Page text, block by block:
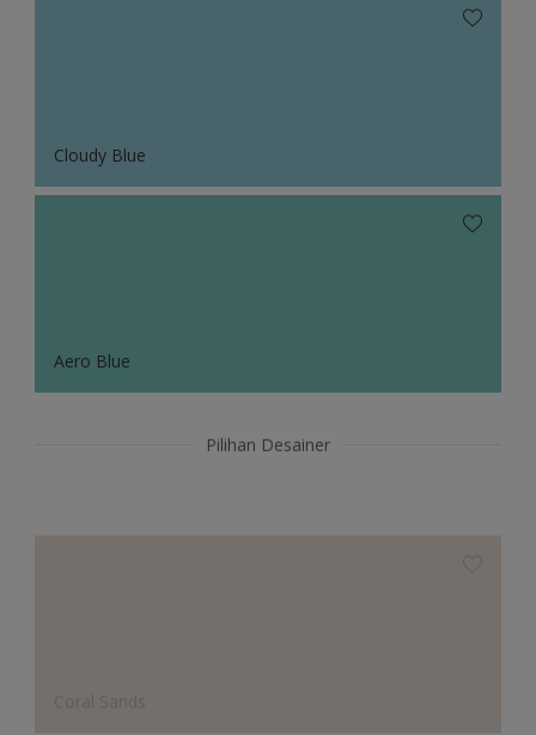
Cloudy Blue
Aero Blue
Pilihan Desainer